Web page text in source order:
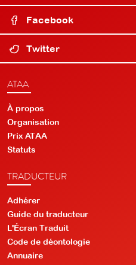
Facebook
Twitter
ATAA
À propos
Organisation
Prix ATAA
Statuts
TRADUCTEUR
Adhérer
Guide du traducteur
L'Écran Traduit
Code de déontologie
Annuaire